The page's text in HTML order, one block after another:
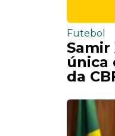
Futebol
Samir
única
da